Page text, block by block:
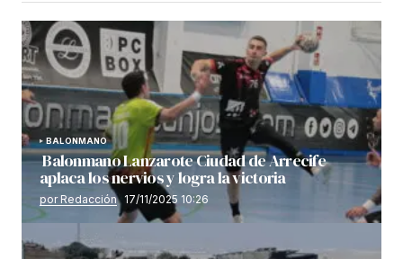
BALONMANO
Balonmano Lanzarote Ciudad de Arrecife
aplaca los nervios y logra la victoria
por Redacción 17/11/2025 10:26